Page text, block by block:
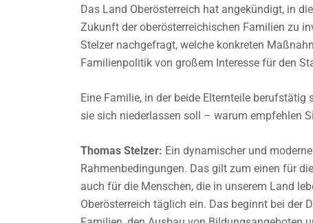
Das Land Oberösterreich hat angekündigt, in
Zukunft der oberösterreichischen Familien zu
Stelzer nachgefragt, welche konkreten
Familienpolitik von großem Interesse für den
Eine Familie, in der beide Elternteile
sie sich niederlassen soll – warum empfehlen
Thomas Stelzer: Ein dynamischer und
Rahmenbedingungen. Das gilt zum einen für
auch für die Menschen, die in unserem Land
Oberösterreich täglich ein. Das beginnt bei der